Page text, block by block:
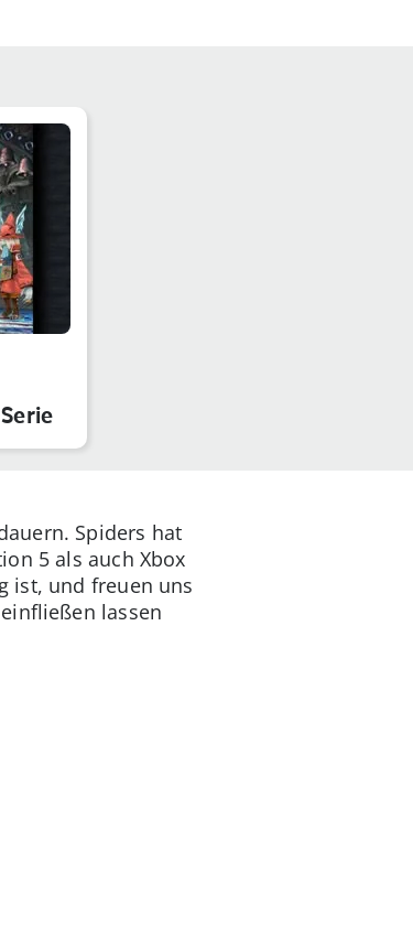
Spiders hat
5 als auch Xbox
ist, und freuen uns
lassen